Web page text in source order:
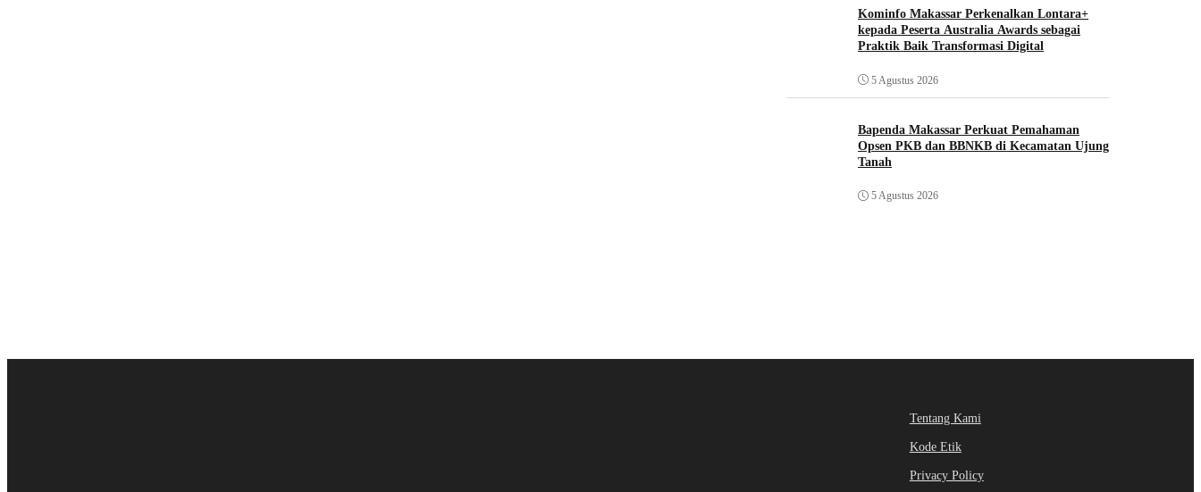
Kominfo Makassar Perkenalkan Lontara+
kepada Peserta Australia Awards sebagai
Praktik Baik Transformasi Digital
5 Agustus 2026
Bapenda Makassar Perkuat Pemahaman
Opsen PKB dan BBNKB di Kecamatan Ujung
Tanah‎
5 Agustus 2026
Tentang Kami
Kode Etik
Privacy Policy